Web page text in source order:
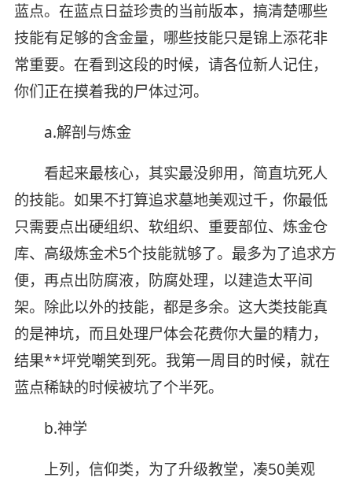
蓝点。在蓝点日益珍贵的当前版本，搞清楚哪些
技能有足够的含金量，哪些技能只是锦上添花非
常重要。在看到这段的时候，请各位新人记住，
你们正在摸着我的尸体过河。
a.解剖与炼金
看起来最核心，其实最没卵用，简直坑死人
的技能。如果不打算追求墓地美观过千，你最低
只需要点出硬组织、软组织、重要部位、炼金仓
库、高级炼金术5个技能就够了。最多为了追求方
便，再点出防腐液，防腐处理，以建造太平间
架。除此以外的技能，都是多余。这大类技能真
的是神坑，而且处理尸体会花费你大量的精力，
结果**坪党嘲笑到死。我第一周目的时候，就在
蓝点稀缺的时候被坑了个半死。
b.神学
上列，信仰类，为了升级教堂，凑50美观